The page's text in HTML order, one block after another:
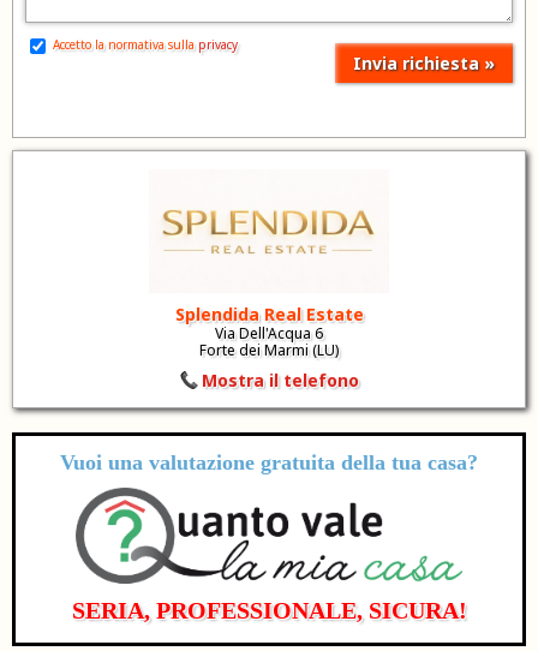
Accetto la normativa sulla privacy
Splendida Real Estate
Via Dell'Acqua 6
Forte dei Marmi (LU)
Mostra il telefono
Vuoi una valutazione gratuita della tua casa?
SERIA, PROFESSIONALE, SICURA!